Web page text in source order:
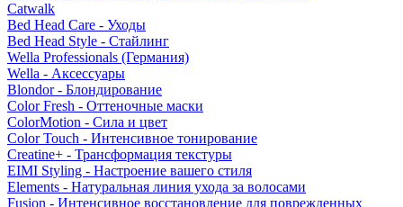
Catwalk
Bed Head Care - Уходы
Bed Head Style - Стайлинг
Wella Professionals (Германия)
Wella - Аксессуары
Blondor - Блондирование
Color Fresh - Оттеночные маски
ColorMotion - Сила и цвет
Color Touch - Интенсивное тонирование
Creatine+ - Трансформация текстуры
EIMI Styling - Настроение вашего стиля
Elements - Натуральная линия ухода за волосами
Fusion - Интенсивное восстановление для поврежденных